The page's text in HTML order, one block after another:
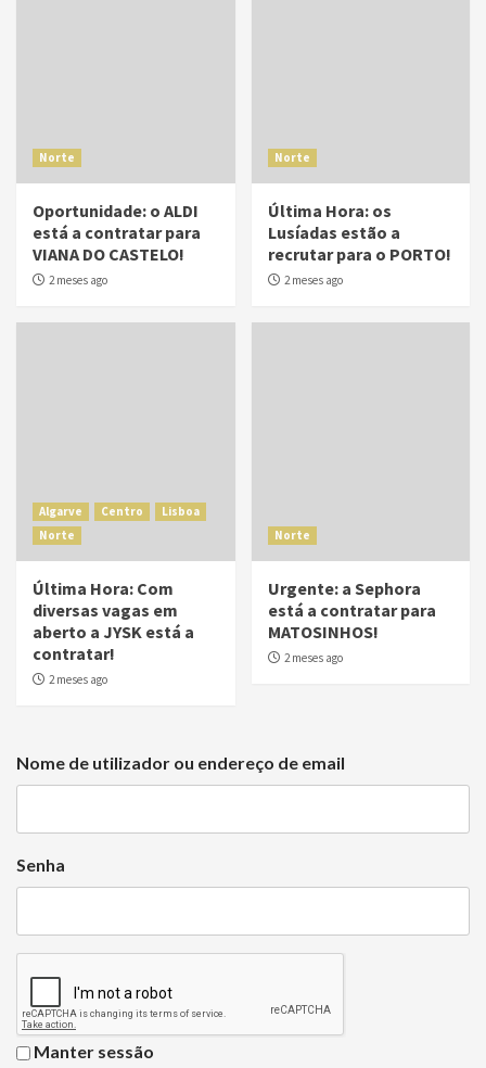
Norte
Oportunidade: o ALDI
está a contratar para
VIANA DO CASTELO!
2 meses ago
Norte
Última Hora: os
Lusíadas estão a
recrutar para o PORTO!
2 meses ago
Algarve Centro
Lisboa
Norte
Última Hora: Com
diversas vagas em
aberto a JYSK está a
contratar!
2 meses ago
Norte
Urgente: a Sephora
está a contratar para
MATOSINHOS!
2 meses ago
Nome de utilizador ou endereço de email
Senha
Manter sessão